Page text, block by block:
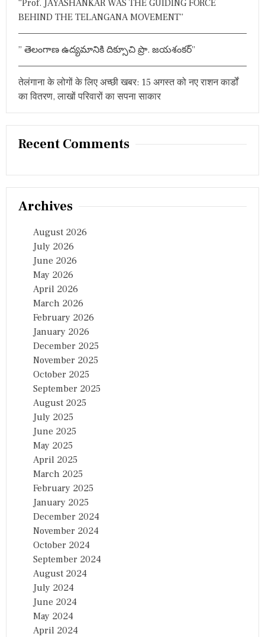
“Prof. JAYASHANKAR WAS THE GUIDING FORCE
BEHIND THE TELANGANA MOVEMENT”
” తెలంగాణ ఉద్యమానికి దిక్సూచి ప్రొ. జయశంకర్”
तेलंगाना के लोगों के लिए अच्छी खबर: 15 अगस्त को नए राशन कार्डों
का वितरण, लाखों परिवारों का सपना साकार
Recent Comments
Archives
August 2026
July 2026
June 2026
May 2026
April 2026
March 2026
February 2026
January 2026
December 2025
November 2025
October 2025
September 2025
August 2025
July 2025
June 2025
May 2025
April 2025
March 2025
February 2025
January 2025
December 2024
November 2024
October 2024
September 2024
August 2024
July 2024
June 2024
May 2024
April 2024